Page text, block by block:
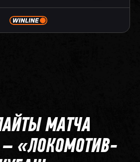
МАТЧА
«ЛОКОМОТИВ-